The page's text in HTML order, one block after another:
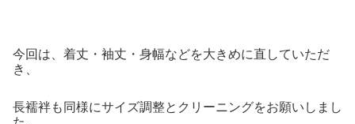
今回は、着丈・袖丈・身幅などを大きめに直していただ
き、
長襦袢も同様にサイズ調整とクリーニングをお願いしまし